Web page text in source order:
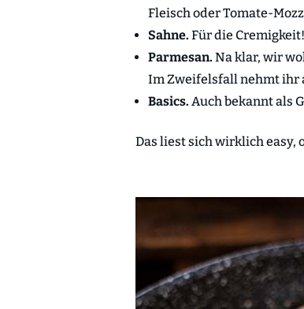
Fleisch oder Tomate-
Sahne. Für die
Parmesan. Na klar, wir
Im Zweifelsfall nehmt ihr
Basics. Auch bekannt als
Das liest sich wirklich easy,